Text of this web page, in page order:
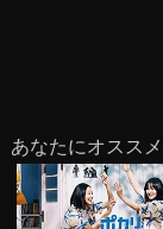
あなたにオススメ